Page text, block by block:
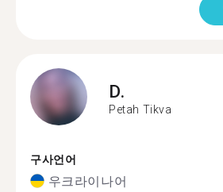
D.
Petah Tikva
구사언어
우크라이나어